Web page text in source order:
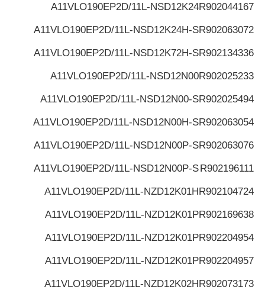
R902044167
A11VLO190EP2D/11L-NSD12K24
R902063072
A11VLO190EP2D/11L-NSD12K24H-S
R902134336
A11VLO190EP2D/11L-NSD12K72H-S
R902025233
A11VLO190EP2D/11L-NSD12N00
R902025494
A11VLO190EP2D/11L-NSD12N00-S
R902063054
A11VLO190EP2D/11L-NSD12N00H-S
R902063076
A11VLO190EP2D/11L-NSD12N00P-S
R902196111
A11VLO190EP2D/11L-NSD12N00P-S
R902104724
A11VLO190EP2D/11L-NZD12K01H
R902169638
A11VLO190EP2D/11L-NZD12K01P
R902204954
A11VLO190EP2D/11L-NZD12K01P
R902204957
A11VLO190EP2D/11L-NZD12K01P
R902073173
A11VLO190EP2D/11L-NZD12K02H